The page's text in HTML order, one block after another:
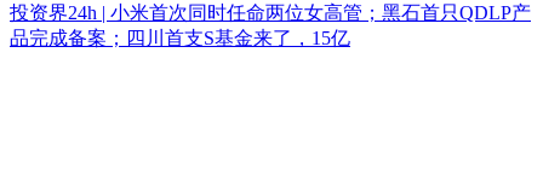
投资界24h | 小米首次同时任命两位女高管；黑石首只QDLP产
品完成备案；四川首支S基金来了，15亿